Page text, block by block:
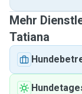
Mehr
Tatiana